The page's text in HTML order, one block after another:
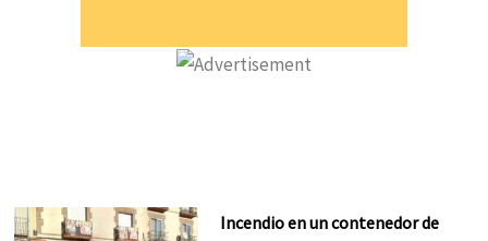
Incendio en un contenedor de